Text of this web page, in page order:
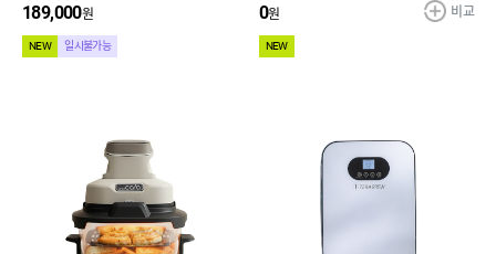
189,000원
NEW 일시불가능
0원
NEW
비교